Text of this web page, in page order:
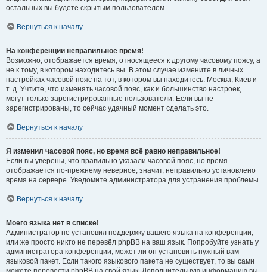
остальных вы будете скрытым пользователем.
Вернуться к началу
На конференции неправильное время!
Возможно, отображается время, относящееся к другому часовому поясу, а
не к тому, в котором находитесь вы. В этом случае измените в личных
настройках часовой пояс на тот, в котором вы находитесь: Москва, Киев и
т. д. Учтите, что изменять часовой пояс, как и большинство настроек,
могут только зарегистрированные пользователи. Если вы не
зарегистрированы, то сейчас удачный момент сделать это.
Вернуться к началу
Я изменил часовой пояс, но время всё равно неправильное!
Если вы уверены, что правильно указали часовой пояс, но время
отображается по-прежнему неверное, значит, неправильно установлено
время на сервере. Уведомите администратора для устранения проблемы.
Вернуться к началу
Моего языка нет в списке!
Администратор не установил поддержку вашего языка на конференции,
или же просто никто не перевёл phpBB на ваш язык. Попробуйте узнать у
администратора конференции, может ли он установить нужный вам
языковой пакет. Если такого языкового пакета не существует, то вы сами